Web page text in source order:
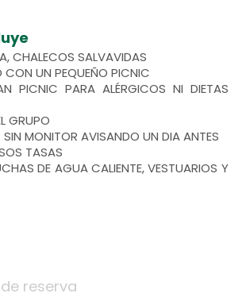
CHALECOS SALVAVIDAS
CON UN PEQUEÑO PICNIC
PICNIC PARA ALÉRGICOS NI DIETAS
GRUPO
SIN MONITOR AVISANDO UN DIA ANTES
TASAS
DE AGUA CALIENTE, VESTUARIOS Y
reserva